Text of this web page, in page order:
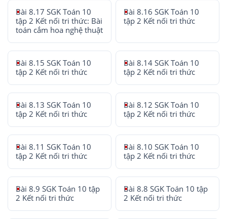
Bài 8.17 SGK Toán 10
tập 2 Kết nối tri thức: Bài
toán cắm hoa nghệ thuật
Bài 8.16 SGK Toán 10
tập 2 Kết nối tri thức
Bài 8.15 SGK Toán 10
tập 2 Kết nối tri thức
Bài 8.14 SGK Toán 10
tập 2 Kết nối tri thức
Bài 8.13 SGK Toán 10
tập 2 Kết nối tri thức
Bài 8.12 SGK Toán 10
tập 2 Kết nối tri thức
Bài 8.11 SGK Toán 10
tập 2 Kết nối tri thức
Bài 8.10 SGK Toán 10
tập 2 Kết nối tri thức
Bài 8.9 SGK Toán 10 tập
2 Kết nối tri thức
Bài 8.8 SGK Toán 10 tập
2 Kết nối tri thức